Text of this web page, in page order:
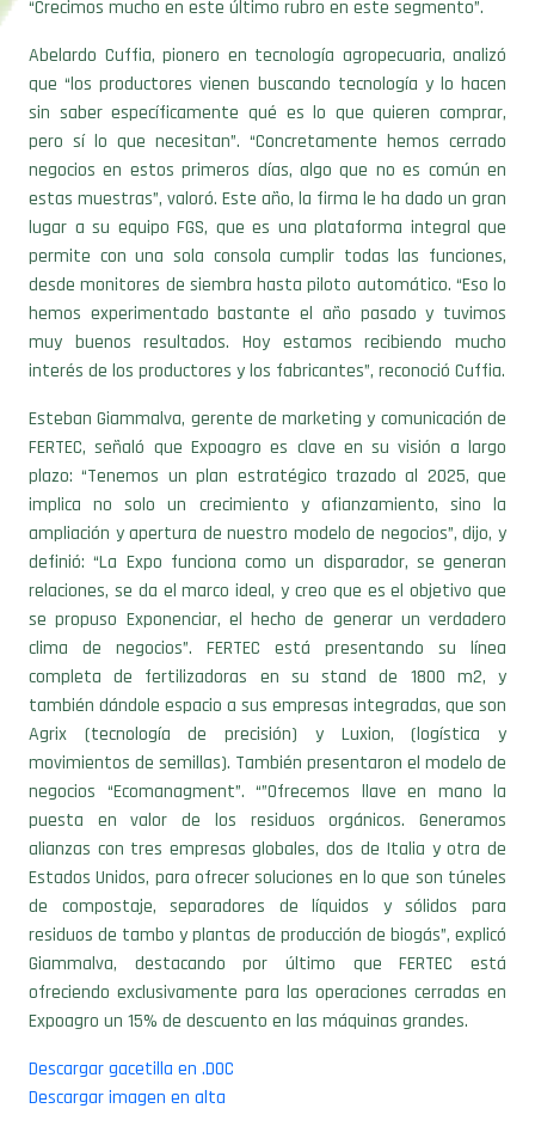
Abelardo Cuffia, pionero en tecnología agropecuaria, analizó
que “los productores vienen buscando tecnología y lo hacen
sin saber específicamente qué es lo que quieren comprar,
pero sí lo que necesitan”. “Concretamente hemos cerrado
negocios en estos primeros días, algo que no es común en
estas muestras”, valoró. Este año, la firma le ha dado un gran
lugar a su equipo FGS, que es una plataforma integral que
permite con una sola consola cumplir todas las funciones,
desde monitores de siembra hasta piloto automático. “Eso lo
hemos experimentado bastante el año pasado y tuvimos
muy buenos resultados. Hoy estamos recibiendo mucho
interés de los productores y los fabricantes”, reconoció Cuffia.
Esteban Giammalva, gerente de marketing y comunicación de
FERTEC, señaló que Expoagro es clave en su visión a largo
plazo: “Tenemos un plan estratégico trazado al 2025, que
implica no solo un crecimiento y afianzamiento, sino la
ampliación y apertura de nuestro modelo de negocios”, dijo, y
definió: “La Expo funciona como un disparador, se generan
relaciones, se da el marco ideal, y creo que es el objetivo que
se propuso Exponenciar, el hecho de generar un verdadero
clima de negocios”. FERTEC está presentando su línea
completa de fertilizadoras en su stand de 1800 m2, y
también dándole espacio a sus empresas integradas, que son
Agrix (tecnología de precisión) y Luxion, (logística y
movimientos de semillas). También presentaron el modelo de
negocios “Ecomanagment”. “”Ofrecemos llave en mano la
puesta en valor de los residuos orgánicos. Generamos
alianzas con tres empresas globales, dos de Italia y otra de
Estados Unidos, para ofrecer soluciones en lo que son túneles
de compostaje, separadores de líquidos y sólidos para
residuos de tambo y plantas de producción de biogás”, explicó
Giammalva, destacando por último que FERTEC está
ofreciendo exclusivamente para las operaciones cerradas en
Expoagro un 15% de descuento en las máquinas grandes.
Descargar gacetilla en .DOC
Descargar imagen en alta